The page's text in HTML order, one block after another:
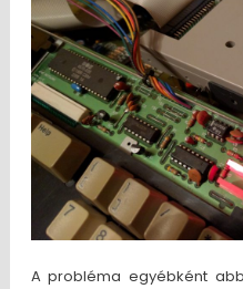
A probléma egyébként